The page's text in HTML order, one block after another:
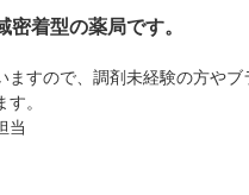
着型の薬局です。
ますので、調剤未経験の方や
。
当